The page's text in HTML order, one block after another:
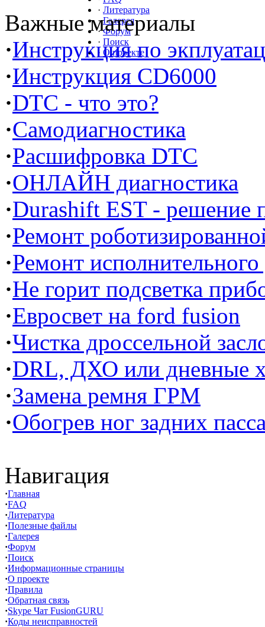
· Литература
· Галерея
· Форум
· Поиск
· О проекте
Важные материалы
·Инструкция по
·Инструкция CD6000
·DTC - что это?
·Самодиагностика
·Расшифровка DTC
·ОНЛАЙН диагностика
·Durashift EST - решение
·Ремонт
·Ремонт
·Не горит подсветка
·Евросвет на ford fusion
·Чистка дроссельной
·DRL, ДХО или дневные
·Замена ремня ГРМ
·Обогрев ног задних
Навигация
·Главная
·FAQ
·Литература
·Полезные файлы
·Галерея
·Форум
·Поиск
·Информационные страницы
·О проекте
·Правила
·Обратная связь
·Skype Чат FusionGURU
·Коды неисправностей